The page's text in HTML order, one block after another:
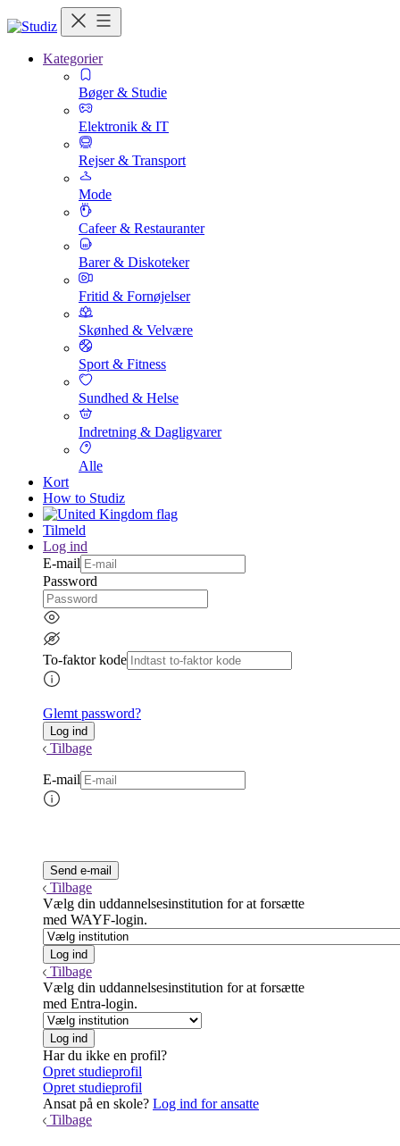
Kategorier
Bøger & Studie
Elektronik & IT
Rejser & Transport
Mode
Cafeer & Restauranter
Barer & Diskoteker
Fritid & Fornøjelser
Skønhed & Velvære
Sport & Fitness
Sundhed & Helse
Indretning & Dagligvarer
Alle
Kort
How to Studiz
Tilmeld
Log ind
E-mail
Password
To-faktor kode
Glemt password?
Tilbage
E-mail
Tilbage
Vælg din uddannelsesinstitution for at forsætte
med WAYF-login.
Tilbage
Vælg din uddannelsesinstitution for at forsætte
med Entra-login.
Har du ikke en profil?
Opret studieprofil
Opret studieprofil
Ansat på en skole? Log ind for ansatte
Tilbage